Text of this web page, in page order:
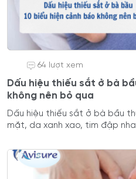
64 lượt xem
Dấu hiệu thiếu sắt ở bà
không nên bỏ qua
Dấu hiệu thiếu sắt ở bà bầu
mặt, da xanh xao, tim đập